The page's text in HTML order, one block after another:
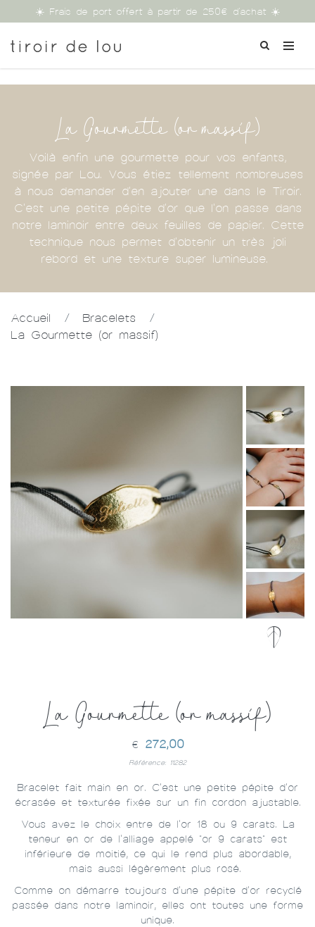
☀️ Frais de port offert à partir de 250€ d'achat ☀️
La Gourmette (or massif)
Voilà enfin une gourmette pour vos enfants,
signée par Lou. Vous étiez tellement nombreuses
à nous demander d'en ajouter une dans le Tiroir.
C'est une petite pépite d'or que l'on passe dans
notre laminoir entre deux feuilles de papier. Cette
technique nous permet d'obtenir un très joli
rebord et une texture super lumineuse.
Accueil / Bracelets
/
La Gourmette (or massif)
La Gourmette (or massif)
€ 272,00
Référence: 11282
Bracelet fait main en or. C'est une petite pépite d'or
écrasée et texturée fixée sur un fin cordon ajustable.
Vous avez le choix entre de l'or 18 ou 9 carats. La
teneur en or de l'alliage appelé "or 9 carats" est
inférieure de moitié, ce qui le rend plus abordable,
mais aussi légèrement plus rosé.
Comme on démarre toujours d'une pépite d'or recyclé
passée dans notre laminoir, elles ont toutes une forme
unique.